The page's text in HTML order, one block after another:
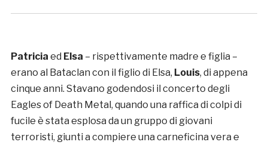
Patricia ed Elsa – rispettivamente madre e figlia –
erano al Bataclan con il figlio di Elsa, Louis, di appena
cinque anni. Stavano godendosi il concerto degli
Eagles of Death Metal, quando una raffica di colpi di
fucile è stata esplosa da un gruppo di giovani
terroristi, giunti a compiere una carneficina vera e